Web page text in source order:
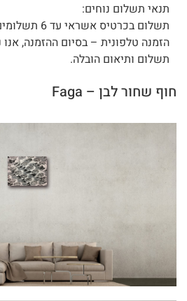
תנאי תשלום נוחים:
תשלום בכרטיס אשראי עד 6 תשלומים ללא ריבית.
הזמנה טלפונית – בסיום ההזמנה,
תשלום ותיאום הובלה.
חוף שחור לבן – Faga